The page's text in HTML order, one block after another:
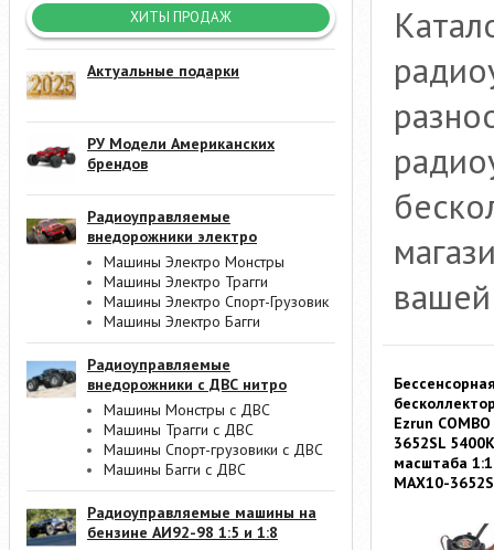
ХИТЫ ПРОДАЖ
Актуальные подарки
РУ Модели Американских
брендов
Радиоуправляемые
внедорожники электро
Машины Электро Монстры
Машины Электро Трагги
Машины Электро Спорт-Грузовик
Машины Электро Багги
Радиоуправляемые
внедорожники с ДВС нитро
Машины Монстры с ДВС
Машины Трагги с ДВС
Машины Спорт-грузовики с ДВС
Машины Багги с ДВС
Радиоуправляемые машины на
бензине АИ92-98 1:5 и 1:8
Ezrun
3652SL
масштаба
MAX10-